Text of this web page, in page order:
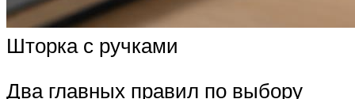
Шторка с ручками
Два главных правил по выбору